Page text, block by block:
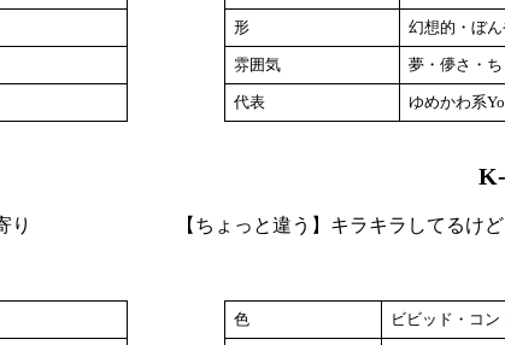
形 幻想的・ぼん
雰囲気 夢・儚さ・
代表 ゆめかわ系
り 【ちょっと違う】キラキラしてるけ
色 ビビッド・コ